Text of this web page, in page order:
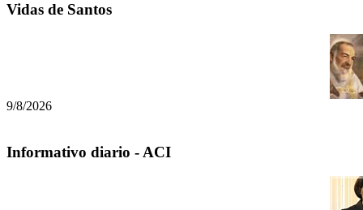
Vidas de Santos
9/8/2026
Informativo diario - ACI